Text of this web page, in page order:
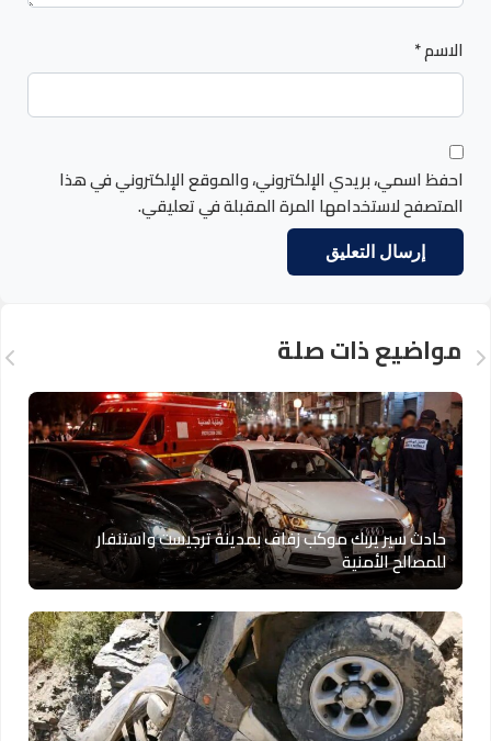
الاسم*
احفظ اسمي، بريدي الإلكتروني، والموقع الإلكتروني في هذا
المتصفح لاستخدامها المرة المقبلة في تعليقي.
مواضيع ذات صلة
حادث سير يربك موكب زفاف بمدينة ترجيست واستنفار
للمصالح الأمنية